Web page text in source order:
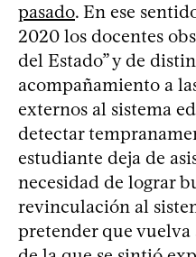
pasado. En ese
2020 los docentes
del Estado” y de
acompañamiento a
externos al sistema
detectar
estudiante deja de
necesidad de lograr
revinculación al
pretender que